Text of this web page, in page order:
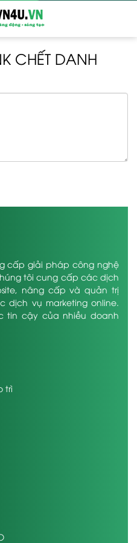
CHẾT DANH
cấp giải pháp công nghệ
tôi cung cấp các dịch
nâng cấp và quản trị
dịch vụ marketing online.
tin cậy của nhiều doanh
trì